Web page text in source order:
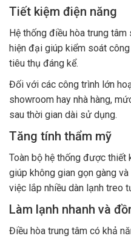
Tiết kiệm điện năng
Hệ thống điều hòa trung
hiện đại giúp kiểm soát
tiêu thụ đáng kể.
Đối với các công trình lớn
showroom hay nhà hàng,
sau thời gian dài sử dụng.
Tăng tính thẩm mỹ
Toàn bộ hệ thống được thiết
giúp không gian gọn gàng
việc lắp nhiều dàn lạnh treo
Làm lạnh nhanh và
Điều hòa trung tâm có khả